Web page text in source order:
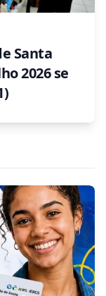
Santa
2026 se